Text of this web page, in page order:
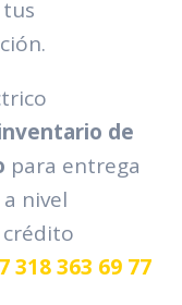
de
para entrega
nivel
crédito
318 363 69 77